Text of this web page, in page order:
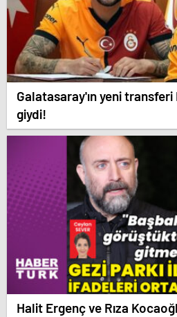
Galatasaray'ın yeni transferi
giydi!
Halit Ergenç ve Rıza